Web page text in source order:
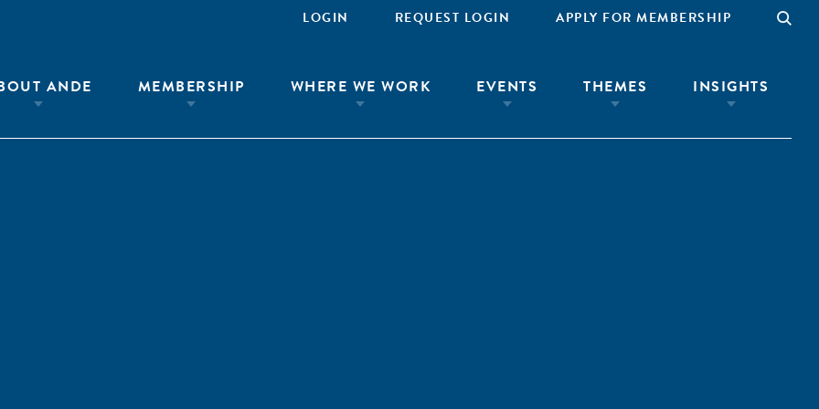
LOGIN REQUEST LOGIN APPLY FOR MEMBERSHIP
ANDE MEMBERSHIP WHERE WE WORK EVENTS THEMES INSIGHTS